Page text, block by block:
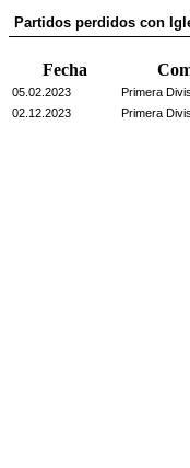
Partidos perdidos con
Fecha
05.02.2023 Primera
02.12.2023 Primera